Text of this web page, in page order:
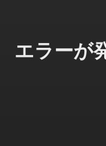
エラーが